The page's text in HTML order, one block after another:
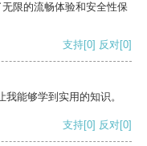
限的流畅体验和安全性保
支持[0] 反对[0]
能够学到实用的知识。
支持[0] 反对[0]